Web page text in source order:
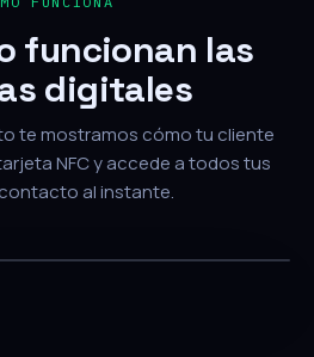
funcionan las
digitales
te mostramos cómo tu cliente
NFC y accede a todos tus
al instante.